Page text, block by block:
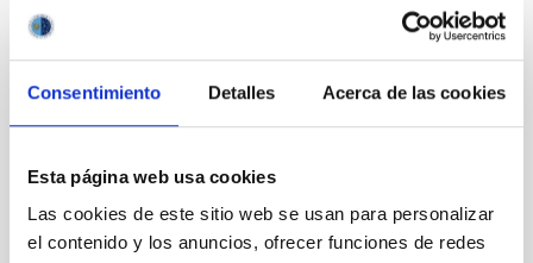
Consentimiento Detalles Acerca de las cookies
Esta página web usa cookies
Las cookies de este sitio web se usan para personalizar
el contenido y los anuncios, ofrecer funciones de redes
MASTER'S DEGREE (QF-EHEA SECOND CYCLE)
SPECIALTY
PROMOTION
NO